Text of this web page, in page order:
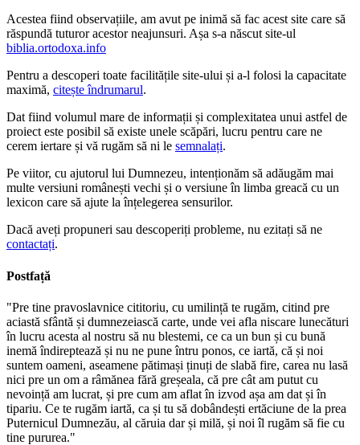
Acestea fiind observațiile, am avut pe inimă să fac acest site care să
răspundă tuturor acestor neajunsuri. Așa s-a născut site-ul
biblia.ortodoxa.info
Pentru a descoperi toate facilitățile site-ului și a-l folosi la capacitate
maximă, citește îndrumarul.
Dat fiind volumul mare de informații și complexitatea unui astfel de
proiect este posibil să existe unele scăpări, lucru pentru care ne
cerem iertare și vă rugăm să ni le semnalați.
Pe viitor, cu ajutorul lui Dumnezeu, intenționăm să adăugăm mai
multe versiuni românești vechi și o versiune în limba greacă cu un
lexicon care să ajute la înțelegerea sensurilor.
Dacă aveți propuneri sau descoperiți probleme, nu ezitați să ne
contactați.
Postfață
"Pre tine pravoslavnice cititoriu, cu umilință te rugăm, citind pre
aciastă sfântă și dumnezeiască carte, unde vei afla niscare lunecături
în lucru acesta al nostru să nu blestemi, ce ca un bun și cu bună
inemă îndireptează și nu ne pune întru ponos, ce iartă, că și noi
suntem oameni, aseamene pătimași ținuți de slabă fire, carea nu lasă
nici pre un om a râmănea fără greșeala, că pre cât am putut cu
nevoință am lucrat, și pre cum am aflat în izvod așa am dat și în
tipariu. Ce te rugăm iartă, ca și tu să dobândești ertăciune de la prea
Puternicul Dumnezău, al căruia dar și milă, și noi îl rugăm să fie cu
tine pururea."